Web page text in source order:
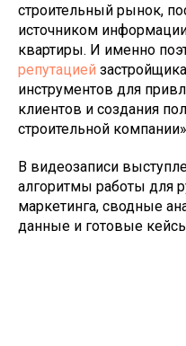
строительный рынок,
источником
квартиры. И именно
репутацией
инструментов для
клиентов и создания
строительной компании»
В видеозаписи
алгоритмы работы для
маркетинга, сводные
данные и готовые